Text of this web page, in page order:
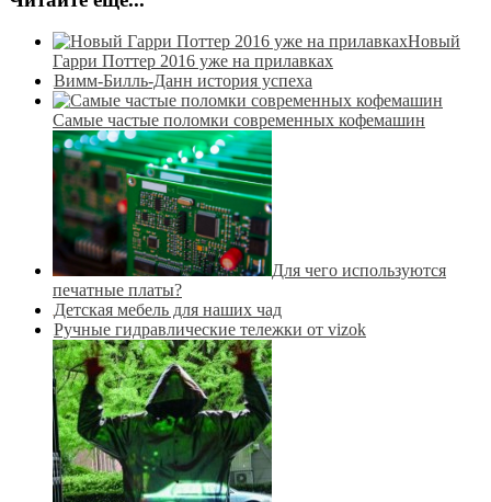
Новый
Гарри Поттер 2016 уже на прилавках
Вимм-Билль-Данн история успеха
Самые частые поломки современных кофемашин
Для чего используются
печатные платы?
Детская мебель для наших чад
Ручные гидравлические тележки от vizok